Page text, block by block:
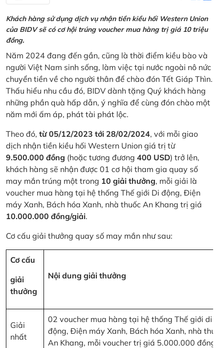
Khách hàng sử dụng dịch vụ nhận tiền kiều hối Western Union
của BIDV sẽ có cơ hội trúng voucher mua hàng trị giá 10 triệu
đồng.
Năm 2024 đang đến gần, cũng là thời điểm kiều bào và
người Việt Nam sinh sống, làm việc tại nước ngoài nô nức
chuyển tiền về cho người thân để chào đón Tết Giáp Thìn.
Thấu hiểu nhu cầu đó, BIDV dành tặng Quý khách hàng
những phần quà hấp dẫn, ý nghĩa để cùng đón chào một
năm mới ấm áp, phát tài phát lộc.
Theo đó, từ 05/12/2023 tới 28/02/2024, với mỗi giao
dịch nhận tiền kiều hối Western Union giá trị từ
9.500.000 đồng (hoặc tương đương 400 USD) trở lên,
khách hàng sẽ nhận được 01 cơ hội tham gia quay số
may mắn trúng một trong 10 giải thưởng, mỗi giải là
voucher mua hàng tại hệ thống Thế giới Di động, Điện
máy Xanh, Bách hóa Xanh, nhà thuốc An Khang trị giá
10.000.000 đồng/giải.
Cơ cấu giải thưởng quay số may mắn như sau:
Cơ cấu
giải
thưởng
Nội dung giải thưởng
Giải
nhất
02 voucher mua hàng tại hệ thống Thế giới di
động, Điện máy Xanh, Bách hóa Xanh, nhà
An Khang, mỗi voucher trị giá 5.000.000 đồng